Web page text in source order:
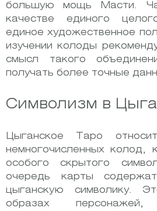
большую мощь Масти.
качестве единого
единое художественное
изучении колоды
смысл такого
получать более точные
Символизм в
Цыганское Таро
немногочисленных колод,
особого скрытого
очередь карты содержат
цыганскую символику.
образах